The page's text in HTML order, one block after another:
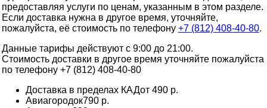
предоставляя услуги по ценам, указанным в этом разделе.
Если доставка нужна в другое время, уточняйте,
пожалуйста, её стоимость по телефону +7 (812) 408-40-80.
Данные тарифы действуют с 9:00 до 21:00.
Стоимость доставки в другое время уточняйте пожалуйста
по телефону +7 (812) 408-40-80
Доставка в пределах КАДот 490 р.
Авиагородок790 р.